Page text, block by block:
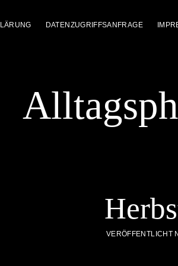
DATENZUGRIFFSANFRAGE
VERÖFFENTLICHT